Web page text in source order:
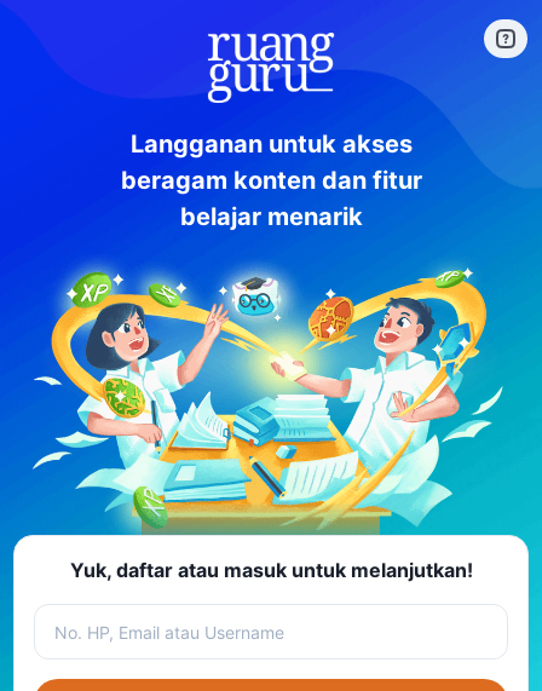
Langganan untuk akses
beragam konten dan fitur
belajar menarik
Yuk, daftar atau masuk untuk melanjutkan!